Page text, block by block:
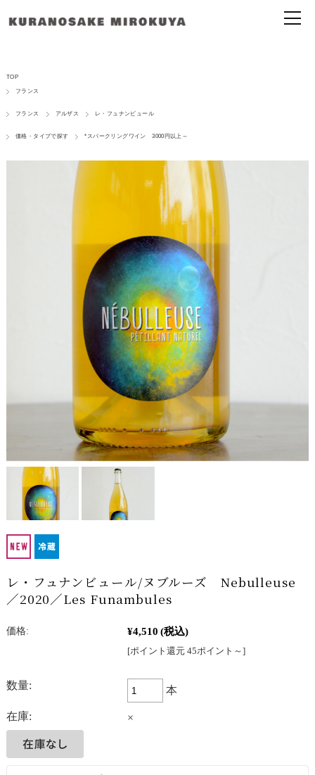
TOP
フランス
フランス アルザス レ・フュナンビュール
価格・タイプで探す *スパークリングワイン 3000円以上～
レ・フュナンビュール/ヌブルーズ Nebulleuse
／2020／Les Funambules
価格: ¥4,510 (税込)
[ポイント還元 45ポイント～]
数量: 本
在庫: ×